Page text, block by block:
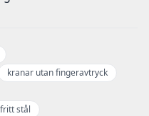
kranar utan fingeravtryck
stål